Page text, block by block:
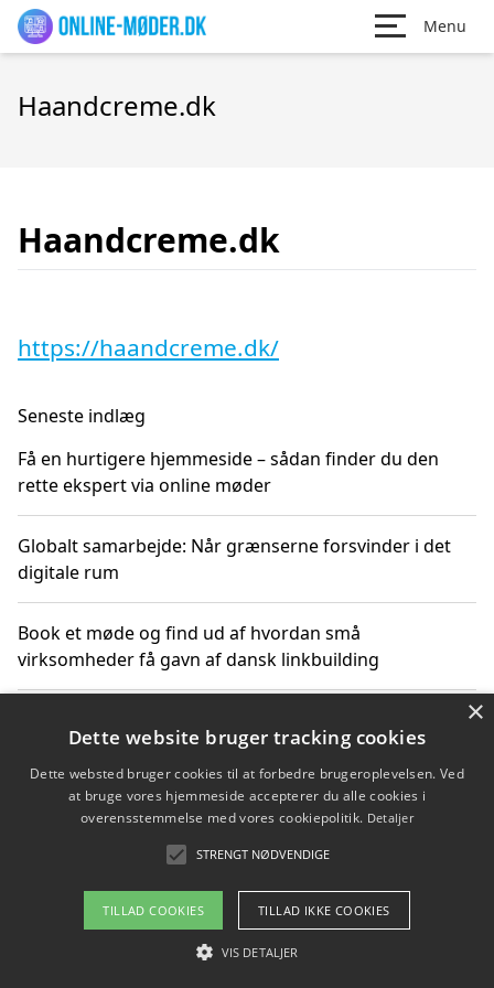
Menu
Haandcreme.dk
Haandcreme.dk
https://haandcreme.dk/
Seneste indlæg
Få en hurtigere hjemmeside – sådan finder du den
rette ekspert via online møder
Globalt samarbejde: Når grænserne forsvinder i det
digitale rum
Book et møde og find ud af hvordan små
virksomheder få gavn af dansk linkbuilding
får du indgår et samarbejde
Hold et møde med en WordPress ekspert og vælg den
mest professionelle til at vedligeholde din løsning
Copyright 2026 - Pilanto Aps
Om / kontakt
×
Dette website bruger tracking cookies
Dette websted bruger cookies til at forbedre brugeroplevelsen. Ved
at bruge vores hjemmeside accepterer du alle cookies i
overensstemmelse med vores cookiepolitik. Detaljer
STRENGT NØDVENDIGE
TILLAD COOKIES TILLAD IKKE COOKIES
VIS DETALJER